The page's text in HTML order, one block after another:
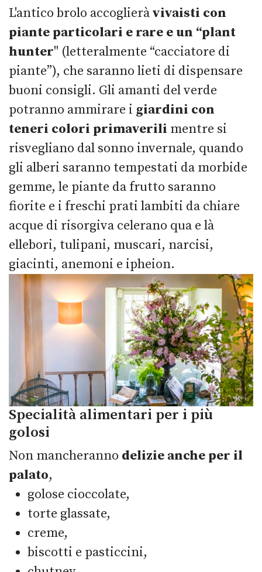
L'antico brolo accoglieràvivaisti con
piante particolari e rare e un “plant
hunter" (letteralmente “cacciatore di
piante”), che saranno lieti di dispensare
buoni consigli. Gli amanti del verde
potranno ammirare i giardini con
teneri colori primaverili mentre si
risvegliano dal sonno invernale, quando
gli alberi saranno tempestati da morbide
gemme, le piante da frutto saranno
fiorite e i freschi prati lambiti da chiare
acque di risorgiva celerano qua e là
ellebori, tulipani, muscari, narcisi,
giacinti, anemoni e ipheion.
Specialità alimentari per i più
golosi
Non mancheranno delizie anche per il
palato,
golose cioccolate,
torte glassate,
creme,
biscotti e pasticcini,